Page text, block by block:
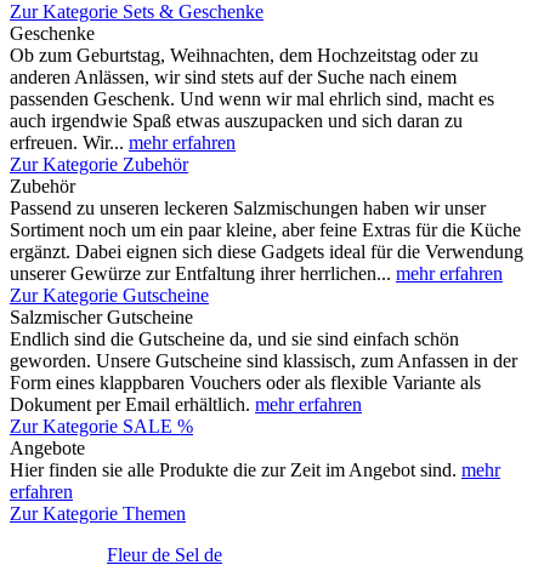
Zur Kategorie Sets & Geschenke
Geschenke
Ob zum Geburtstag, Weihnachten, dem Hochzeitstag oder zu
anderen Anlässen, wir sind stets auf der Suche nach einem
passenden Geschenk. Und wenn wir mal ehrlich sind, macht es
auch irgendwie Spaß etwas auszupacken und sich daran zu
erfreuen. Wir... mehr erfahren
Zur Kategorie Zubehör
Zubehör
Passend zu unseren leckeren Salzmischungen haben wir unser
Sortiment noch um ein paar kleine, aber feine Extras für die Küche
ergänzt. Dabei eignen sich diese Gadgets ideal für die Verwendung
unserer Gewürze zur Entfaltung ihrer herrlichen... mehr erfahren
Zur Kategorie Gutscheine
Salzmischer Gutscheine
Endlich sind die Gutscheine da, und sie sind einfach schön
geworden. Unsere Gutscheine sind klassisch, zum Anfassen in der
Form eines klappbaren Vouchers oder als flexible Variante als
Dokument per Email erhältlich. mehr erfahren
Zur Kategorie SALE %
Angebote
Hier finden sie alle Produkte die zur Zeit im Angebot sind. mehr
erfahren
Zur Kategorie Themen
Fleur de Sel de